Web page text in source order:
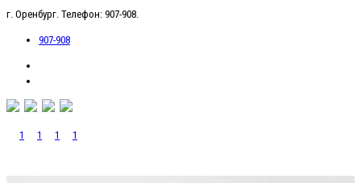
г. Оренбург. Телефон: 907-908.
907-908